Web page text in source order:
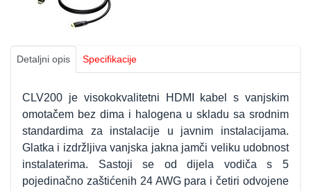
Detaljni opis Specifikacije
CLV200 je visokokvalitetni HDMI kabel s vanjskim
omotačem bez dima i halogena u skladu sa srodnim
standardima za instalacije u javnim instalacijama.
Glatka i izdržljiva vanjska jakna jamči veliku udobnost
instalaterima. Sastoji se od dijela vodiča s 5
pojedinačno zaštićenih 24 AWG para i četiri odvojene